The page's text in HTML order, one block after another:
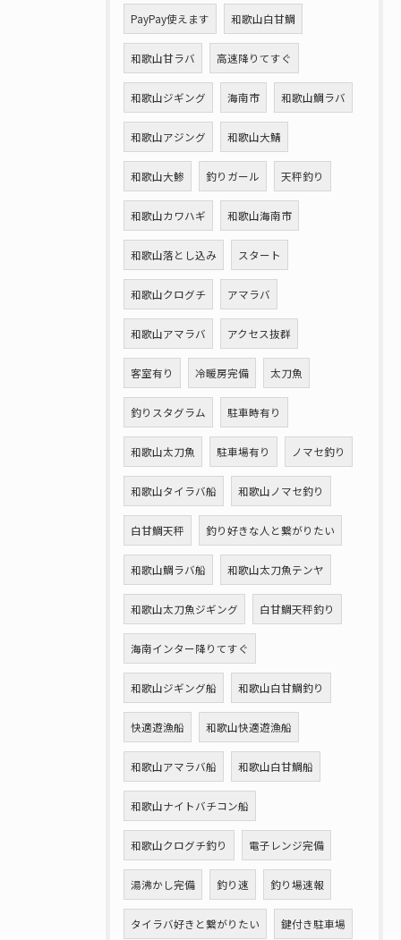
PayPay使えます 和歌山白甘鯛
和歌山甘ラバ 高速降りてすぐ
和歌山ジギング 海南市 和歌山鯛ラバ
和歌山アジング 和歌山大鯖
和歌山大鯵 釣りガール 天秤釣り
和歌山カワハギ 和歌山海南市
和歌山落とし込み スタート
和歌山クログチ アマラバ
和歌山アマラバ アクセス抜群
客室有り 冷暖房完備 太刀魚
釣りスタグラム 駐車時有り
和歌山太刀魚 駐車場有り ノマセ釣り
和歌山タイラバ船 和歌山ノマセ釣り
白甘鯛天秤 釣り好きな人と繋がりたい
和歌山鯛ラバ船 和歌山太刀魚テンヤ
和歌山太刀魚ジギング 白甘鯛天秤釣り
海南インター降りてすぐ
和歌山ジギング船 和歌山白甘鯛釣り
快適遊漁船 和歌山快適遊漁船
和歌山アマラバ船 和歌山白甘鯛船
和歌山ナイトバチコン船
和歌山クログチ釣り 電子レンジ完備
湯沸かし完備 釣り速 釣り場速報
タイラバ好きと繋がりたい 鍵付き駐車場